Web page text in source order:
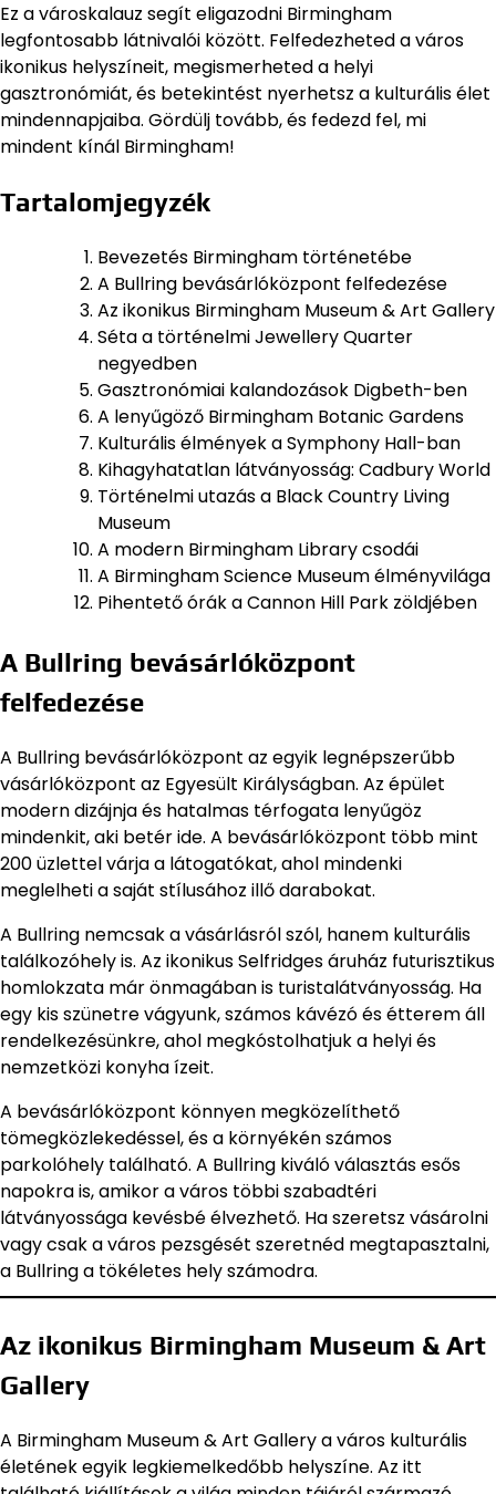
Ez a városkalauz segít eligazodni Birmingham
legfontosabb látnivalói között. Felfedezheted a város
ikonikus helyszíneit, megismerheted a helyi
gasztronómiát, és betekintést nyerhetsz a kulturális élet
mindennapjaiba. Gördülj tovább, és fedezd fel, mi
mindent kínál Birmingham!
Tartalomjegyzék
Bevezetés Birmingham történetébe
A Bullring bevásárlóközpont felfedezése
Az ikonikus Birmingham Museum & Art Gallery
Séta a történelmi Jewellery Quarter
negyedben
Gasztronómiai kalandozások Digbeth-ben
A lenyűgöző Birmingham Botanic Gardens
Kulturális élmények a Symphony Hall-ban
Kihagyhatatlan látványosság: Cadbury World
Történelmi utazás a Black Country Living
Museum
A modern Birmingham Library csodái
A Birmingham Science Museum élményvilága
Pihentető órák a Cannon Hill Park zöldjében
A Bullring bevásárlóközpont
felfedezése
A Bullring bevásárlóközpont az egyik legnépszerűbb
vásárlóközpont az Egyesült Királyságban. Az épület
modern dizájnja és hatalmas térfogata lenyűgöz
mindenkit, aki betér ide. A bevásárlóközpont több mint
200 üzlettel várja a látogatókat, ahol mindenki
meglelheti a saját stílusához illő darabokat.
A Bullring nemcsak a vásárlásról szól, hanem kulturális
találkozóhely is. Az ikonikus Selfridges áruház futurisztikus
homlokzata már önmagában is turistalátványosság. Ha
egy kis szünetre vágyunk, számos kávézó és étterem áll
rendelkezésünkre, ahol megkóstolhatjuk a helyi és
nemzetközi konyha ízeit.
A bevásárlóközpont könnyen megközelíthető
tömegközlekedéssel, és a környékén számos
parkolóhely található. A Bullring kiváló választás esős
napokra is, amikor a város többi szabadtéri
látványossága kevésbé élvezhető. Ha szeretsz vásárolni
vagy csak a város pezsgését szeretnéd megtapasztalni,
a Bullring a tökéletes hely számodra.
Az ikonikus Birmingham Museum & Art
Gallery
A Birmingham Museum & Art Gallery a város kulturális
életének egyik legkiemelkedőbb helyszíne. Az itt